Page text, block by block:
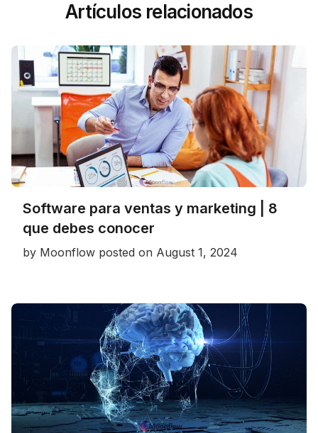
Artículos relacionados
Software para ventas y marketing | 8
que debes conocer
by Moonflow posted on August 1, 2024